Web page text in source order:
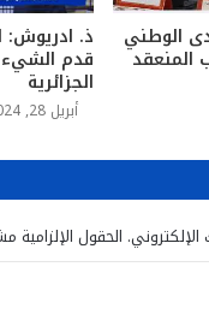
الوطني
المنعقد
ذ. ادريوش:
قدم الشيء
الجزائرية
أبريل 28, 2024
الحقول الإلزامية